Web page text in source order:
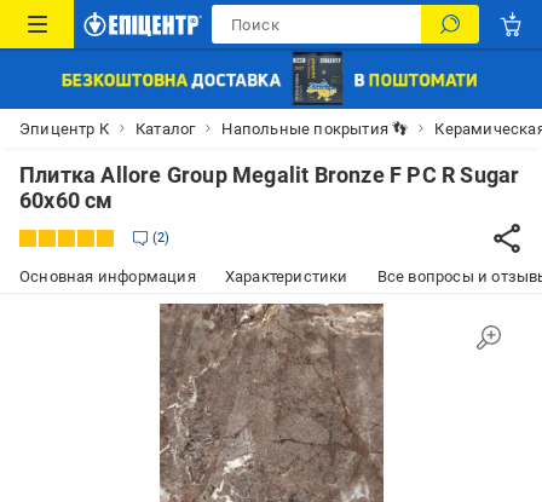
Эпицентр К Каталог Напольные покрытия 👣
Плитка Allore Group Megalit Bronze F PC R Sugar
60x60 см
2
Основная информация Характеристики Все вопросы и